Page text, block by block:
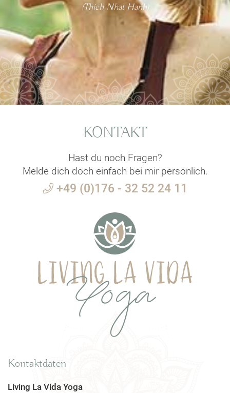
(Thich Nhat Hanh)
KONTAKT
Hast du noch Fragen?
Melde dich doch einfach bei mir persönlich.
+49 (0)176 - 32 52 24 11
Kontaktdaten
Living La Vida Yoga